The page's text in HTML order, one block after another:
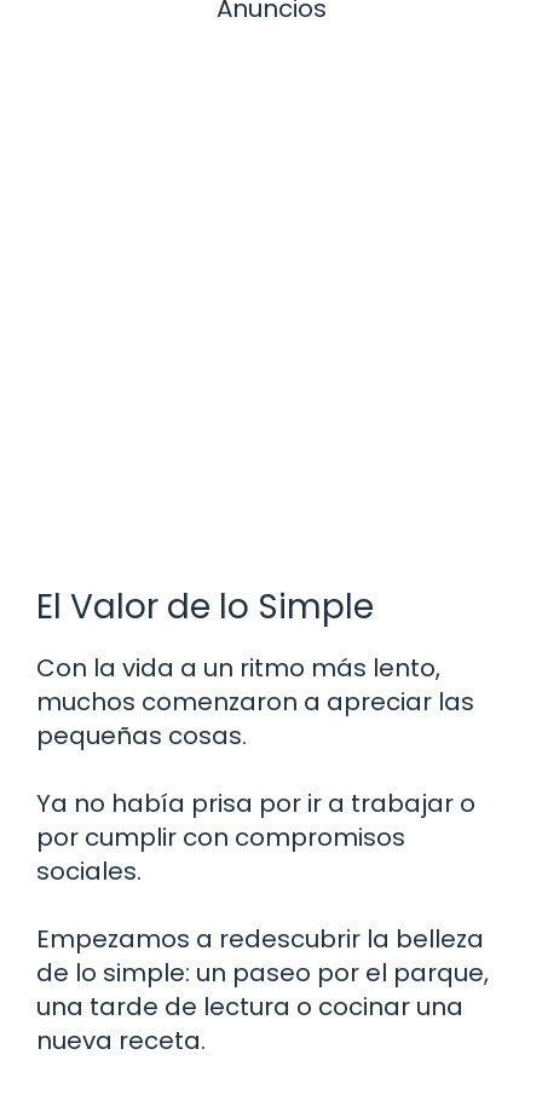
Anuncios
El Valor de lo Simple
Con la vida a un ritmo más lento,
muchos comenzaron a apreciar las
pequeñas cosas.
Ya no había prisa por ir a trabajar o
por cumplir con compromisos
sociales.
Empezamos a redescubrir la belleza
de lo simple: un paseo por el parque,
una tarde de lectura o cocinar una
nueva receta.